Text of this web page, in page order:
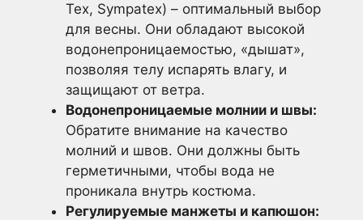
Tex, Sympatex) – оптимальный выбор
для весны. Они обладают высокой
водонепроницаемостью, «дышат»,
позволяя телу испарять влагу, и
защищают от ветра.
Водонепроницаемые молнии и швы:
Обратите внимание на качество
молний и швов. Они должны быть
герметичными, чтобы вода не
проникала внутрь костюма.
Регулируемые манжеты и капюшон: